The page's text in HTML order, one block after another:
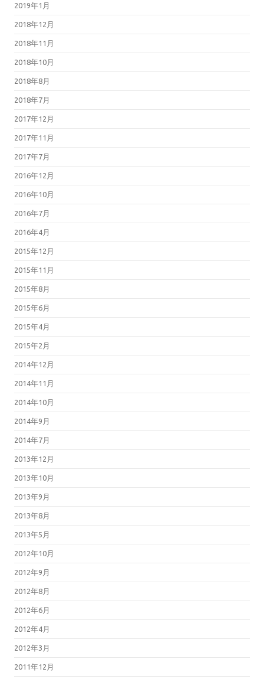
2019年1月
2018年12月
2018年11月
2018年10月
2018年8月
2018年7月
2017年12月
2017年11月
2017年7月
2016年12月
2016年10月
2016年7月
2016年4月
2015年12月
2015年11月
2015年8月
2015年6月
2015年4月
2015年2月
2014年12月
2014年11月
2014年10月
2014年9月
2014年7月
2013年12月
2013年10月
2013年9月
2013年8月
2013年5月
2012年10月
2012年9月
2012年8月
2012年6月
2012年4月
2012年3月
2011年12月